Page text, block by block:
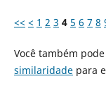
<< < 1 2 3 4 5 6 7 8
Você também pode
similaridadepara